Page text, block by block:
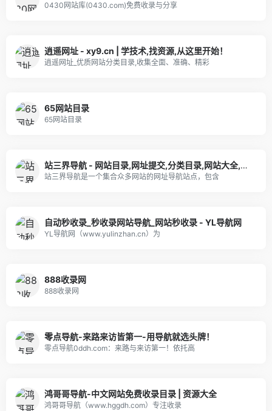
0430网站库(0430.com)免费收录与分享
逍遥网址 - xy9.cn | 学技术,找资源,从这里开始！
逍遥网址_优质网站分类目录,收集全面、准确、精彩
65网站目录
65网站目录
站三界导航 - 网站目录,网址提交,分类目录,网站大全,名站导航之家
站三界导航是一个集合众多网站的网址导航站点，包含
自动秒收录_秒收录网站导航_网站秒收录 - YL导航网
YL导航网（www.yulinzhan.cn）为
888收录网
888收录网
零点导航-来路来访皆第一-用导航就选头牌！
零点导航0ddh.com：来路与来访第一！依托高
鸿哥哥导航-中文网站免费收录目录 | 资源大全
鸿哥哥导航（www.hggdh.com）专注收录